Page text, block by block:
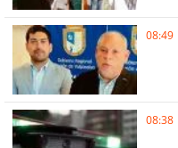
08:49
08:38